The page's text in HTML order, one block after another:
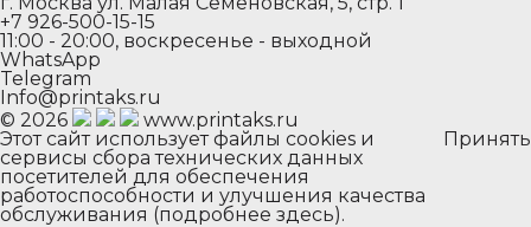
+7 926-500-15-15
11:00 - 20:00, воскресенье - выходной
WhatsApp
Telegram
Info@printaks.ru
© 2026
www.printaks.ru
Этот сайт использует файлы cookies и
сервисы сбора технических данных
посетителей для обеспечения
работоспособности и улучшения качества
обслуживания (подробнее здесь).
Принять